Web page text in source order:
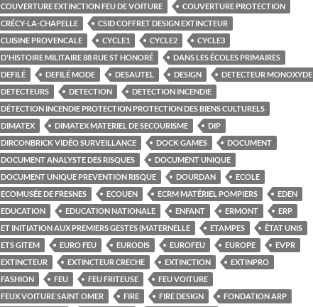
COUVERTURE EXTINCTION FEU DE VOITURE
COUVERTURE PROTECTION
CRÉCY-LA-CHAPELLE
CSID COFFRET DESIGN EXTINCTEUR
CUISINE PROVENCALE
CYCLE1 CYCLE2
CYCLE3
D'HISTOIRE MILITAIRE 88 RUE ST HONORÉ
DANS LES ÉCOLES PRIMAIRES
DEFILÉ
DEFILÉ MODE DESAUTEL DESIGN
DETECTEUR MONOXYDE
DETECTEURS
DETECTION
DETECTION INCENDIE
DÉTECTION INCENDIE PROTECTION PROTECTION DES BIENS CULTURELS
DIMATEX
DIMATEX MATERIEL DE SECOURISME
DIP
DIRCONBRICK VIDÉO SURVEILLANCE
DOCK GAMES
DOCUMENT
DOCUMENT ANALYSTE DES RISQUES
DOCUMENT UNIQUE
DOCUMENT UNIQUE PREVENTION RISQUE
DOURDAN
ECOLE
ECOMUSÉE DE FRESNES
ECOUEN ECRM MATÉRIEL POMPIERS
EDEN
EDUCATION
EDUCATION NATIONALE ENFANT ERMONT
ERP
ET INITIATION AUX PREMIERS GESTES (MATERNELLE
ETAMPES
ÊTAT UNIS
ETS GITEM
EURO FEU EURODIS EUROFEU EUROPE
EVPR
EXTINCTEUR
EXTINCTEUR CRECHE EXTINCTION
EXTINPRO
FASHION
FEU FEU FRITEUSE
FEU VOITURE
FEUX VOITURE SAINT OMER
FIRE FIRE DESIGN
FONDATION ARP